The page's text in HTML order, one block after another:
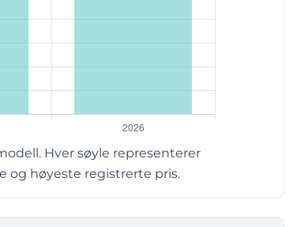
Hver søyle representerer
og høyeste registrerte pris.